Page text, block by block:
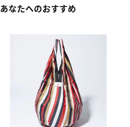
あなたへのおすすめ